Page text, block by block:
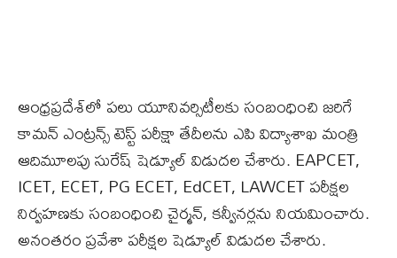
ఆంధ్రప్రదేశ్‌లో పలు యూనివర్సిటీలకు సంబంధించి జరిగే
కామన్‌ ఎంట్రన్స్‌ టెస్ట్‌ పరీక్షా తేదీలను ఎపి విద్యాశాఖ మంత్రి
ఆదిమూలపు సురేష్‌ షెడ్యూల్‌ విడుదల చేశారు. EAPCET,
ICET, ECET, PG ECET, EdCET, LAWCET పరీక్షల
నిర్వహణకు సంబంధించి చైర్మన్‌, కన్వీనర్లను నియమించారు.
అనంతరం ప్రవేశా పరీక్షల షెడ్యూల్‌ విడుదల చేశారు.